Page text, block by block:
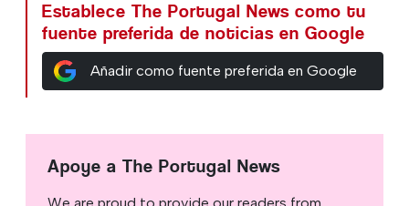
Establece The Portugal News como tu
fuente preferida de noticias en Google
Añadir como fuente preferida en Google
Apoye a The Portugal News